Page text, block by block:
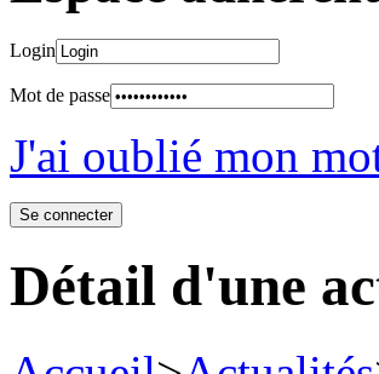
Login
Mot de passe
J'ai oublié mon
Détail d'une